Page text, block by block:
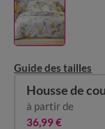
Guide des tailles
Housse de
à partir de
36,99 €